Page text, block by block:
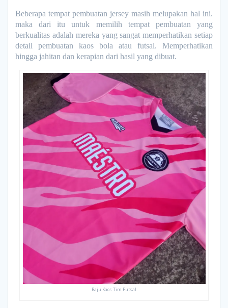
Beberapa tempat pembuatan jersey masih melupakan hal ini.
maka dari itu untuk memilih tempat pembuatan yang
berkualitas adalah mereka yang sangat memperhatikan setiap
detail pembuatan kaos bola atau futsal. Memperhatikan
hingga jahitan dan kerapian dari hasil yang dibuat.
Baju Kaos Tim Futsal